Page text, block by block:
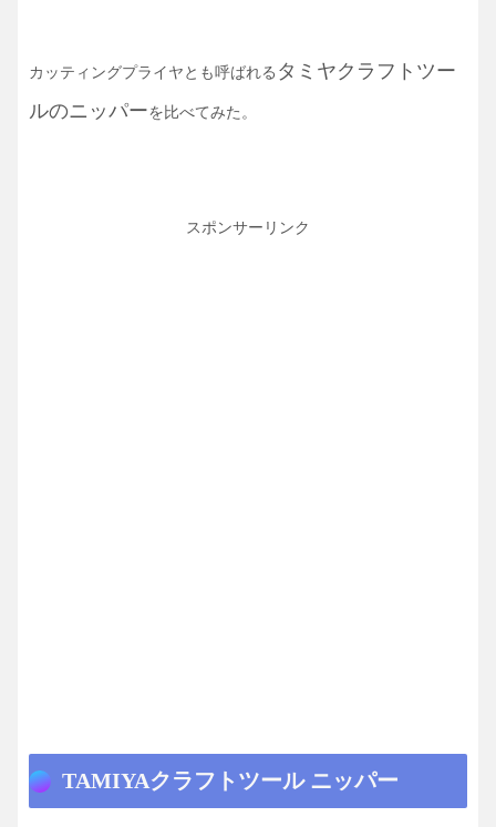
カッティングプライヤとも呼ばれる タミヤクラフトツー
ルのニッパーを比べてみた。
スポンサーリンク
TAMIYAクラフトツール ニッパー